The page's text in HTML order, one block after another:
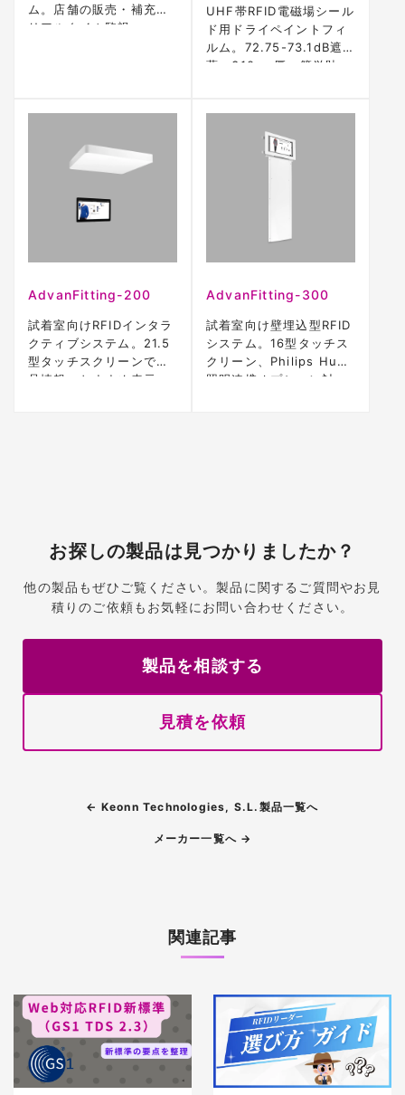
ム。店舗の販売・補充を
リアルタイム監視。
UHF帯RFID電磁場シール
ド用ドライペイントフィ
ルム。72.75-73.1dB遮
蔽、310μm厚。簡単貼
AdvanFitting-200
試着室向けRFIDインタラ
クティブシステム。21.5
型タッチスクリーンで商
品情報・おすすめ表示。
AdvanFitting-300
試着室向け壁埋込型RFID
システム。16型タッチス
クリーン、Philips Hue
照明連携オプション対
お探しの製品は見つかりましたか？
他の製品もぜひご覧ください。製品に関するご質問やお見
積りのご依頼もお気軽にお問い合わせください。
製品を相談する
見積を依頼
← Keonn Technologies, S.L.製品一覧へ
メーカー一覧へ →
関連記事